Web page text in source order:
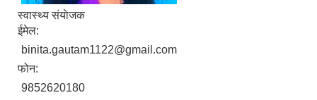
स्वास्थ्य संयाेजक‍
ईमेल:
binita.gautam1122@gmail.com
फोन:
9852620180